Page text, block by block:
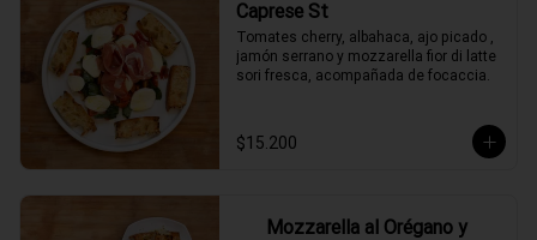
Caprese St
Tomates cherry, albahaca, ajo picado ,
jamón serrano y mozzarella fior di latte
sori fresca, acompañada de focaccia.
$15.200
Mozzarella al Orégano y